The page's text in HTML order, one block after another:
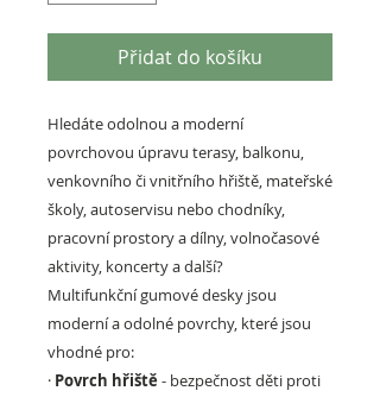
Přidat do košíku
Hledáte odolnou a moderní
povrchovou úpravu terasy, balkonu,
venkovního či vnitřního hřiště, mateřské
školy, autoservisu nebo chodníky,
pracovní prostory a dílny, volnočasové
aktivity, koncerty a další?
Multifunkční gumové desky jsou
moderní a odolné povrchy, které jsou
vhodné pro:
· Povrch hřiště- bezpečnost děti proti